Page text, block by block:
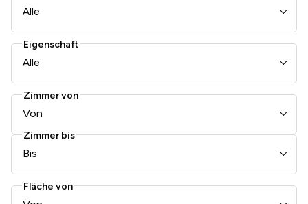
Alle
Eigenschaft
Alle
Zimmer von
Von
Zimmer bis
Bis
Fläche von